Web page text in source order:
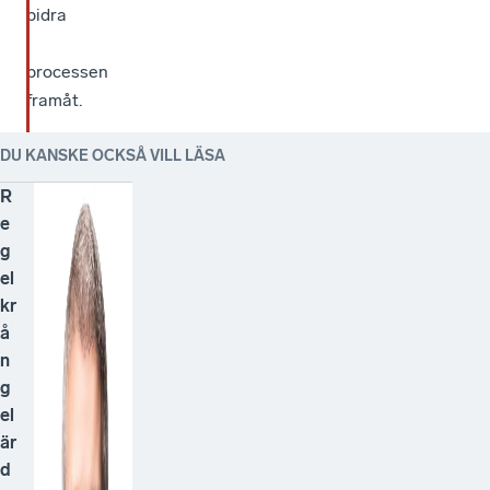
bidra
processen
framåt.
DU KANSKE OCKSÅ VILL LÄSA
R
e
g
el
kr
å
n
g
el
är
d